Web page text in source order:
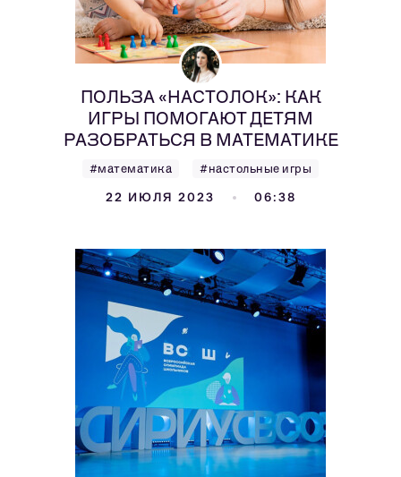
ПОЛЬЗА «НАСТОЛОК»: КАК
ИГРЫ ПОМОГАЮТ ДЕТЯМ
РАЗОБРАТЬСЯ В МАТЕМАТИКЕ
#математика #настольные игры
22 ИЮЛЯ 2023 06:38